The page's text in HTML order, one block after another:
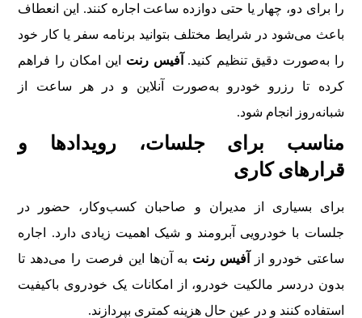
را برای دو، چهار یا حتی دوازده ساعت اجاره کنند. این انعطاف
باعث می‌شود در شرایط مختلف بتوانید برنامه سفر یا کار خود
را به‌صورت دقیق تنظیم کنید. آفیس رنت این امکان را فراهم
کرده تا رزرو خودرو به‌صورت آنلاین و در هر ساعت از
شبانه‌روز انجام شود.
مناسب برای جلسات، رویدادها و
قرارهای کاری
برای بسیاری از مدیران و صاحبان کسب‌وکار، حضور در
جلسات با خودرویی آبرومند و شیک اهمیت زیادی دارد. اجاره
ساعتی خودرو از
آفیس رنت به آن‌ها این فرصت را می‌دهد تا
بدون دردسر مالکیت خودرو، از امکانات یک خودروی باکیفیت
استفاده کنند و در عین حال هزینه کمتری بپردازند.